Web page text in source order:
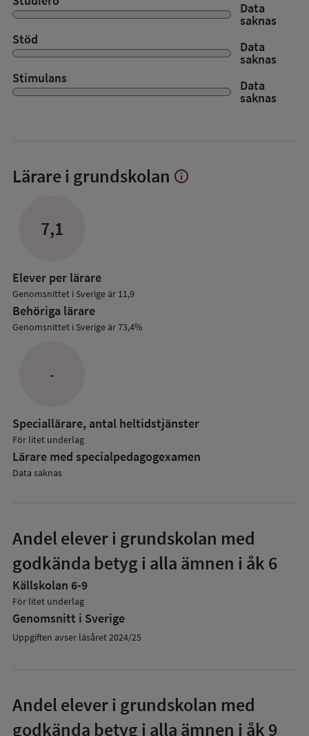
Data
saknas
Stöd
Data
saknas
Stimulans
Data
saknas
Lärare i grundskolan Visa
info
7,1
Elever per lärare
Genomsnittet i Sverige är 11,9
Behöriga lärare
Genomsnittet i Sverige är 73,4%
-
Speciallärare, antal heltidstjänster
För litet underlag
Lärare med specialpedagog­examen
Data saknas
Andel elever i grundskolan med
godkända betyg i alla ämnen i åk 6
Källskolan 6-9
För litet underlag
Genomsnitt i Sverige
Uppgiften avser läsåret 2024/25
Andel elever i grundskolan med
godkända betyg i alla ämnen i åk 9